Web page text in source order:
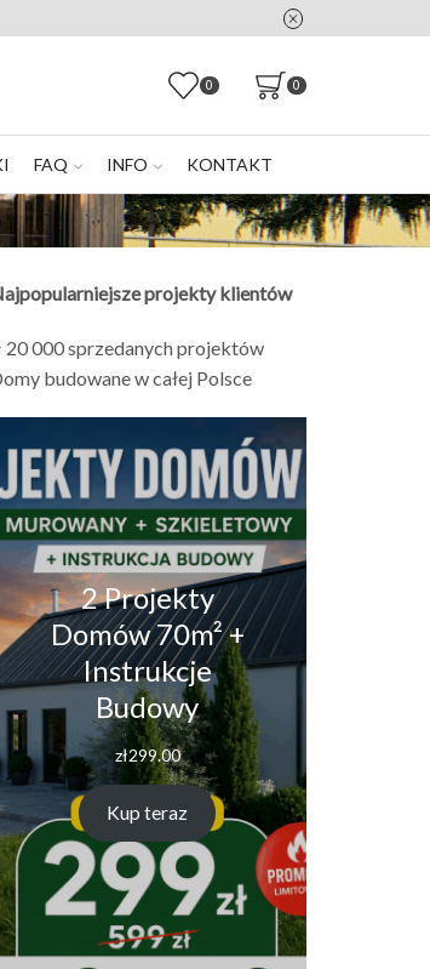
0 0
FAQ INFO KONTAKT
projekty klientów
20 000 sprzedanych projektów
budowane w całej Polsce
2 Projekty
Domów 70m² +
Instrukcje
Budowy
zł299.00
Kup teraz